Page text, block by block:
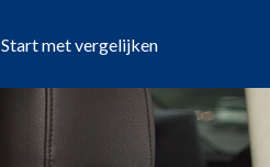
Start met vergelijken